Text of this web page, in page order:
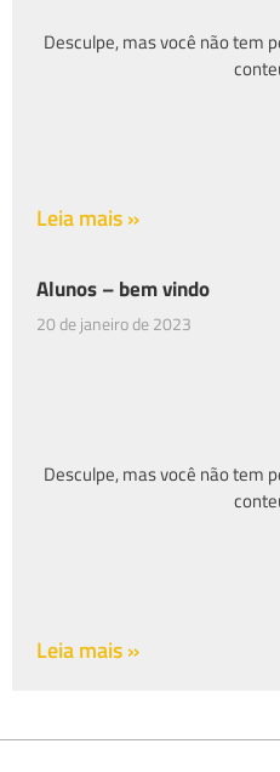
Desculpe, mas você não tem
Leia mais »
Alunos – bem vindo
20 de janeiro de 2023
Desculpe, mas você não tem
Leia mais »